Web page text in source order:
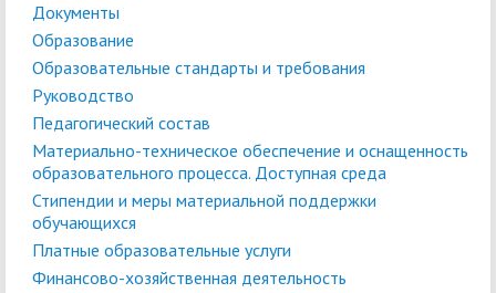
Документы
Образование
Образовательные стандарты и требования
Руководство
Педагогический состав
Материально-техническое обеспечение и оснащенность
образовательного процесса. Доступная среда
Стипендии и меры материальной поддержки
обучающихся
Платные образовательные услуги
Финансово-хозяйственная деятельность